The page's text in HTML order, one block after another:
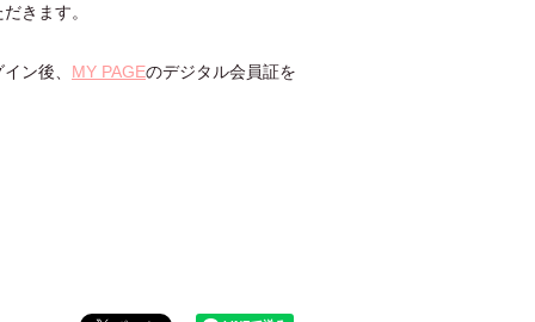
きます。
ン後、 MY PAGEのデジタル会員証を